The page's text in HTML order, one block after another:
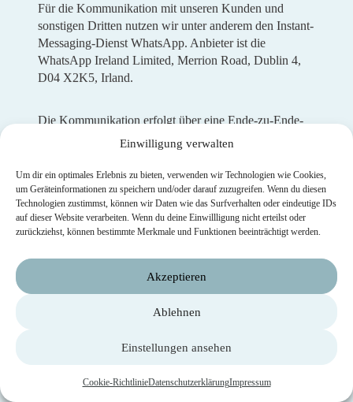
Einwilligung verwalten
Um dir ein optimales Erlebnis zu bieten, verwenden wir Technologien wie Cookies,
um Geräteinformationen zu speichern und/oder darauf zuzugreifen. Wenn du diesen
Technologien zustimmst, können wir Daten wie das Surfverhalten oder eindeutige IDs
auf dieser Website verarbeiten. Wenn du deine Einwillligung nicht erteilst oder
zurückziehst, können bestimmte Merkmale und Funktionen beeinträchtigt werden.
Akzeptieren
Ablehnen
Einstellungen ansehen
Cookie-RichtlinieDatenschutzerklärungImpressum
Für die Kommunikation mit unseren Kunden und
sonstigen Dritten nutzen wir unter anderem den Instant-
Messaging-Dienst WhatsApp. Anbieter ist die
WhatsApp Ireland Limited, Merrion Road, Dublin 4,
D04 X2K5, Irland.
Die Kommunikation erfolgt über eine Ende-zu-Ende-
Verschlüsselung (Peer-to-Peer), die verhindert, dass
Kommunikationsinhalte erlangen können. WhatsApp
erhält jedoch Zugriff auf Metadaten, die im Zuge des
Kommunikationsvorgangs entstehen (z. B. Absender,
Empfänger und Zeitpunkt). Wir weisen ferner darauf
personenbezogene Daten seiner Nutzer mit seiner in
den USA ansässigen Konzernmutter Meta teilt. Weitere
Details zur Datenverarbeitung finden Sie in der
Datenschutzrichtlinie von WhatsApp unter:
unseres berechtigten Interesses an einer möglichst